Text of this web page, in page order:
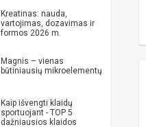
Kreatinas: nauda,
vartojimas, dozavimas ir
formos 2026 m.
Magnis – vienas
būtiniausių mikroelementų
Kaip išvengti klaidų
sportuojant - TOP 5
dažniausios klaidos